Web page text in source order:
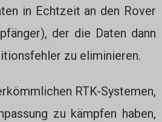
in Echtzeit an den Rover
der die Daten dann
zu eliminieren.
RTK-Systemen,
zu kämpfen haben,